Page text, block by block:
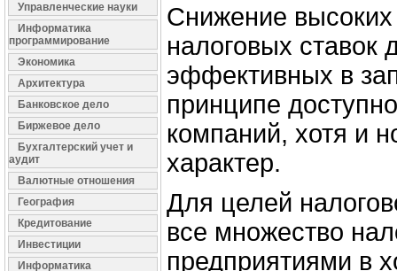
Управленческие науки
Информатика
программирование
Экономика
Архитектура
Банковское дело
Биржевое дело
Бухгалтерский учет и
аудит
Валютные отношения
География
Кредитование
Инвестиции
Информатика
Снижение
налоговых ставок
эффективных в
принципе
компаний, хотя и
характер.
Для целей
все множество
предприятиями в